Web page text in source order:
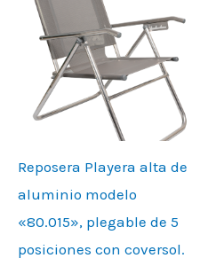
Reposera Playera alta de
aluminio modelo
«80.015», plegable de 5
posiciones con coversol.